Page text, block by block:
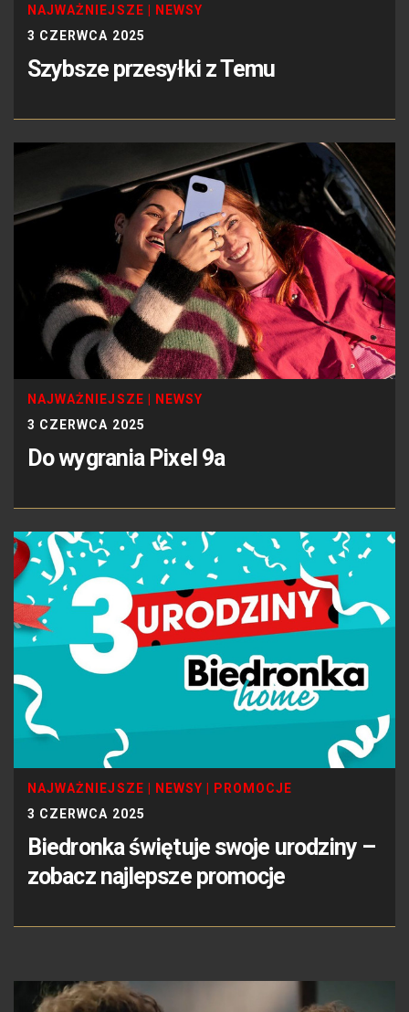
NAJWAŻNIEJSZE
NEWSY
3 CZERWCA 2025
Szybsze przesyłki z Temu
NAJWAŻNIEJSZE
NEWSY
3 CZERWCA 2025
Do wygrania Pixel 9a
NAJWAŻNIEJSZE NEWSY
PROMOCJE
3 CZERWCA 2025
Biedronka świętuje swoje urodziny –
zobacz najlepsze promocje